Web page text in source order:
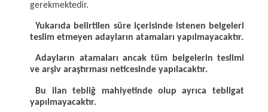
gerekmektedir.
Yukarıda belirtilen süre içerisinde istenen belgeleri
teslim etmeyen adayların atamaları yapılmayacaktır.
Adayların atamaları ancak tüm belgelerin teslimi
ve arşiv araştırması neticesinde yapılacaktır.
Bu ilan tebliğ mahiyetinde olup ayrıca tebligat
yapılmayacaktır.